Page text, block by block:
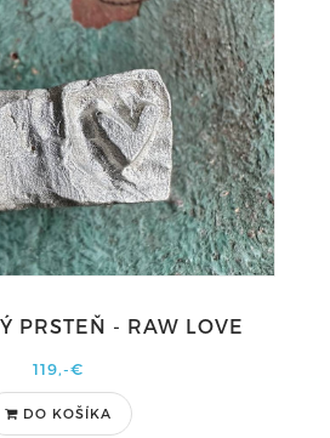
PRSTEŇ - RAW LOVE
119,-€
DO KOŠÍKA